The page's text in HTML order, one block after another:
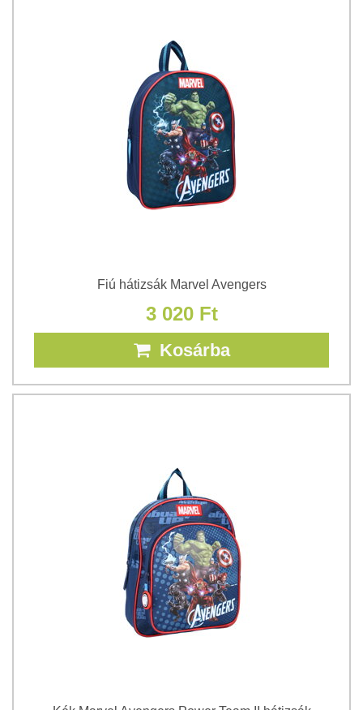
Fiú hátizsák Marvel Avengers
3 020 Ft
Kosárba